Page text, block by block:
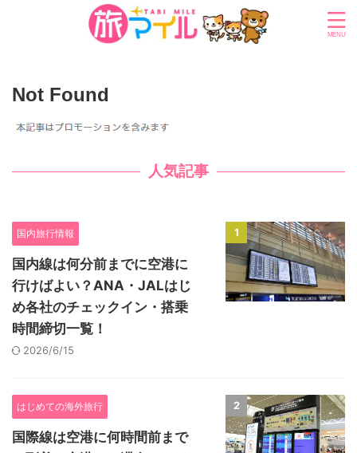
Not Found
人気記事
1
国内旅行情報
国内線は何分前までに空港に
行けばよい？ANA・JALはじ
め各社のチェックイン・搭乗
時間締切一覧！
2026/6/15
2
はじめての海外旅行
国際線は空港に何時間前まで